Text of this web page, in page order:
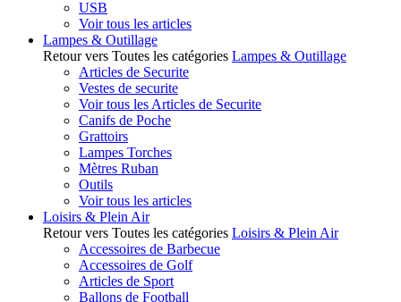
USB
Voir tous les articles
Lampes & Outillage
Retour vers Toutes les catégories Lampes & Outillage
Articles de Securite
Vestes de securite
Voir tous les Articles de Securite
Canifs de Poche
Grattoirs
Lampes Torches
Mètres Ruban
Outils
Voir tous les articles
Loisirs & Plein Air
Retour vers Toutes les catégories Loisirs & Plein Air
Accessoires de Barbecue
Accessoires de Golf
Articles de Sport
Ballons de Football